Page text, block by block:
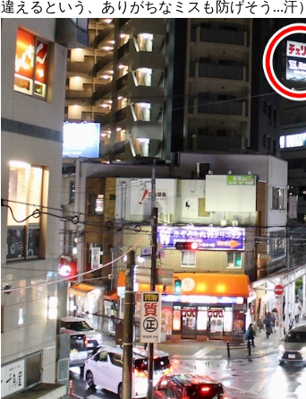
違えるという、ありがちなミスも防げそう…汗）